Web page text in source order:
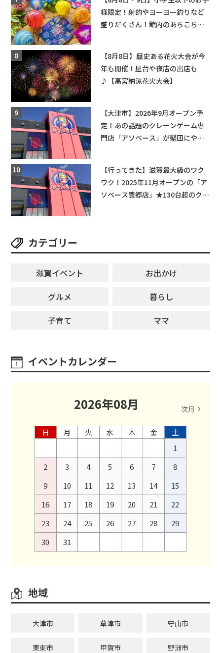
様限定！射的やヨーヨー釣りなど
盛りだくさん！館内のあちこちに
【8月8日】歴史ある花火大会が今
年も開催！屋台や夜店の出店も
♪【高宮納涼花火大会】
【大津市】2026年9月オープン予
定！あの話題のクレーンゲーム専
門店「アソベース」が堅田にやっ
【行ってきた】滋賀最大級のワク
ワク！2025年11月オープンの「ア
ソベース豊郷店」★130台超のクレ
カテゴリー
滋賀イベント
お出かけ
グルメ
暮らし
子育て
ママ
イベントカレンダー
2026年08月 次月
日 月 火 水 木 金
土
1
2
3 4 5 6 7
8
9
10 11 12 13 14
15
16
17 18 19 20 21
22
23
24 25 26 27 28
29
30
31
地域
大津市 草津市 守山市
栗東市 甲賀市 野洲市